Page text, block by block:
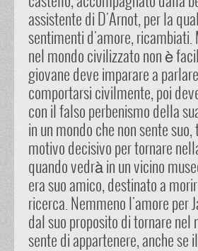
assistente di D'Arnot, per la
sentimenti d'amore, ricambiati.
nel mondo civilizzato non è
giovane deve imparare a
comportarsi civilmente, poi
con il falso perbenismo della
in un mondo che non sente
motivo decisivo per tornare
quando vedrà in un vicino
era suo amico, destinato a
ricerca. Nemmeno l'amore per
dal suo proposito di tornare nel
sente di appartenere, anche se